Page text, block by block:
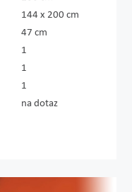
144 x 200 cm
47 cm
1
1
1
na dotaz